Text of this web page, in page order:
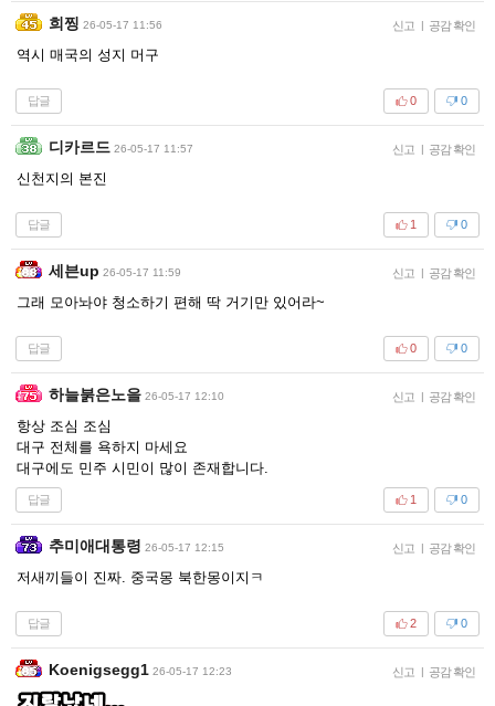
희찡 26-05-17 11:56 신고 | 공감 확인
역시 매국의 성지 머구
답글 0
0
디카르드 26-05-17 11:57 신고 | 공감 확인
신천지의 본진
답글 0
1
세븐up 26-05-17 11:59 신고 | 공감 확인
그래 모아놔야 청소하기 편해 딱 거기만 있어라~
답글 0
0
하늘붉은노을 26-05-17 12:10 신고 | 공감 확인
항상 조심 조심
대구 전체를 욕하지 마세요
대구에도 민주 시민이 많이 존재합니다.
답글 0
1
추미애대통령 26-05-17 12:15 신고 | 공감 확인
저새끼들이 진짜. 중국몽 북한몽이지ㅋ
답글 0
2
Koenigsegg1 26-05-17 12:23 신고 | 공감 확인